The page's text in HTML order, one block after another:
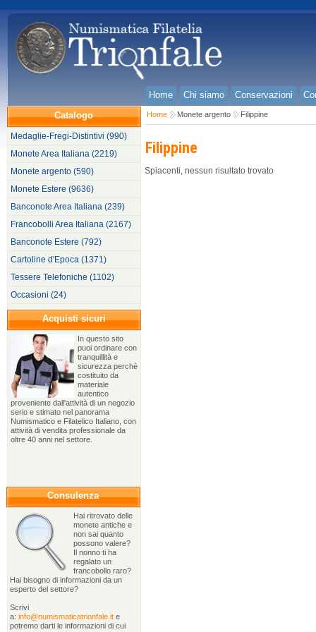
Home Chi siamo Conservazioni
Catalogo
Medaglie-Fregi-Distintivi (990)
Monete Area Italiana (2219)
Monete argento (590)
Monete Estere (9636)
Banconote Area Italiana (239)
Francobolli Area Italiana (2167)
Banconote Estere (792)
Cartoline d'Epoca (1371)
Tessere Telefoniche (1102)
Occasioni (24)
Acquisti sicuri
In questo sito
puoi ordinare con
tranquillità e
sicurezza perchè
costituito da
materiale
autentico
proveniente dall'attività di un negozio
serio e stimato nel panorama
Numismatico e Filatelico Italiano, con
attività di vendita professionale da
oltre 40 anni nel settore.
Consulenza
Hai ritrovato delle
monete antiche e
non sai quanto
possono valere?
Il nonno ti ha
regalato un
francobollo raro?
Hai bisogno di informazioni da un
esperto del settore?
Scrivi
a: info@numismaticatrionfale.it e
potremo darti le informazioni di cui
Home Monete argento Filippine
Filippine
Spiacenti, nessun risultato trovato